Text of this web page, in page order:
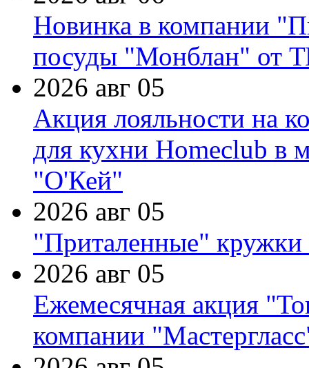
Новинка в компании
посуды "Монблан" от
2026 авг 05
Акция лояльности на
для кухни Homeclub в
"О'Кей"
2026 авг 05
"Приталенные" кружки
2026 авг 05
Ежемесячная акция
компании